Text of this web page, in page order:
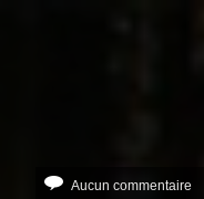
Aucun commentaire